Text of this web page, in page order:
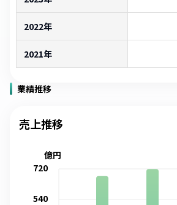
2022年
2021年
業績推移
売上推移
540
720
億円